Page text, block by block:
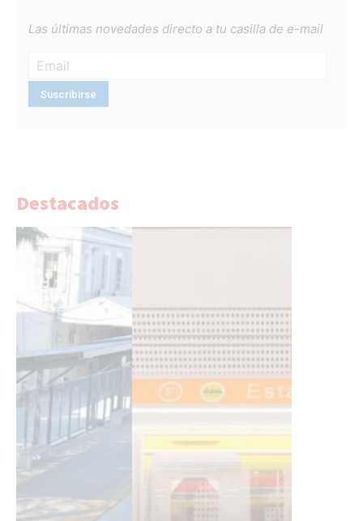
Las últimas novedades directo a tu casilla de e-mail
Destacados